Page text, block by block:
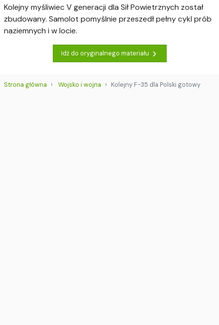
Kolejny myśliwiec V generacji dla Sił Powietrznych został
zbudowany. Samolot pomyślnie przeszedł pełny cykl prób
naziemnych i w locie.
Idź do oryginalnego materiału
Strona główna Wojsko i wojna Kolejny F-35 dla Polski gotowy